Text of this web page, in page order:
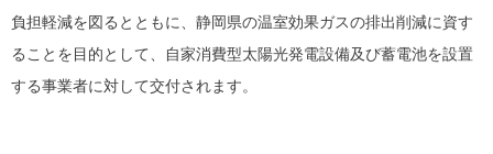
負担軽減を図るとともに、静岡県の温室効果ガスの排出削減に資す
ることを目的として、自家消費型太陽光発電設備及び蓄電池を設置
する事業者に対して交付されます。